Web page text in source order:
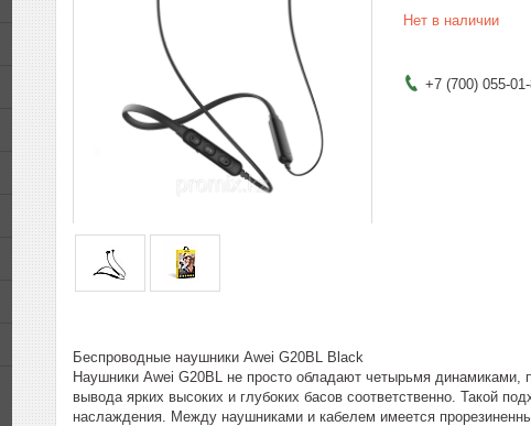
Нет в наличии
+7 (700) 055-
Беспроводные наушники Awei G20BL Black
Наушники Awei G20BL не просто обладают четырьмя
вывода ярких высоких и глубоких басов соответственно. Такой
наслаждения. Между наушниками и кабелем имеется